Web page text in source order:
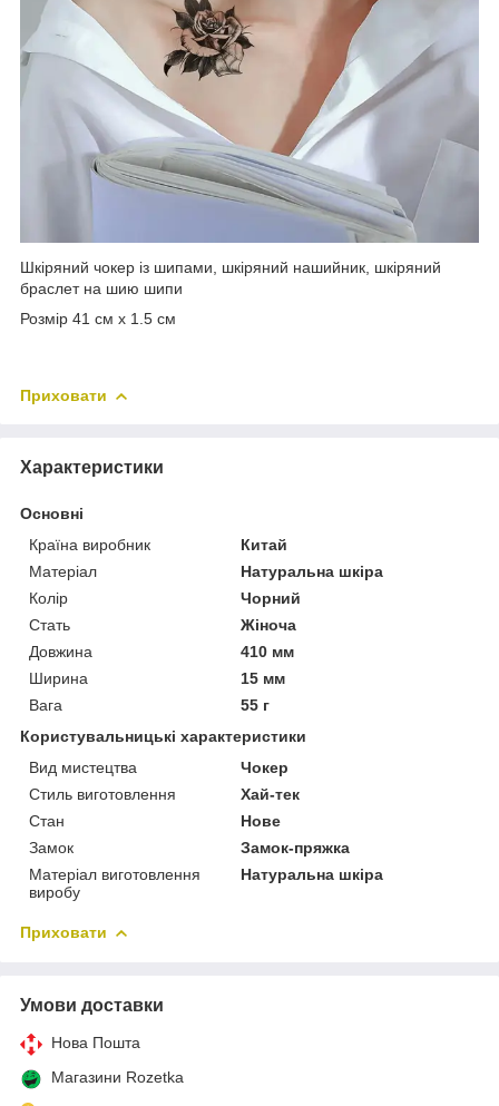
Шкіряний чокер із шипами, шкіряний нашийник, шкіряний
браслет на шию шипи
Розмір 41 см х 1.5 см
Приховати
Характеристики
Основні
Країна виробник
Китай
Матеріал
Натуральна шкіра
Колір
Чорний
Стать
Жіноча
Довжина
410 мм
Ширина
15 мм
Вага
55 г
Користувальницькі характеристики
Вид мистецтва
Чокер
Стиль виготовлення
Хай-тек
Стан
Нове
Замок
Замок-пряжка
Матеріал виготовлення
виробу
Натуральна шкіра
Приховати
Умови доставки
Нова Пошта
Магазини Rozetka